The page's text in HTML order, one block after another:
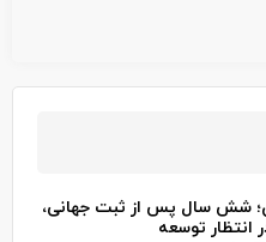
شش سال پس از ثبت جهانی،
انتظار توسعه